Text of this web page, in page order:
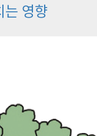
는 영향